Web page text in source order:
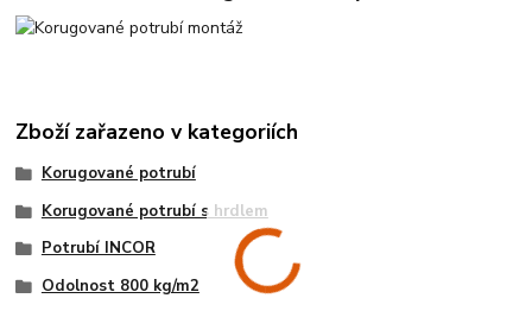
Zboží zařazeno v kategoriích
Korugované potrubí
Korugované potrubí s hrdlem
Potrubí INCOR
Odolnost 800 kg/m2